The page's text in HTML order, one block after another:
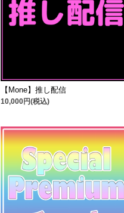
【Mone】推し配信
10,000円(税込)